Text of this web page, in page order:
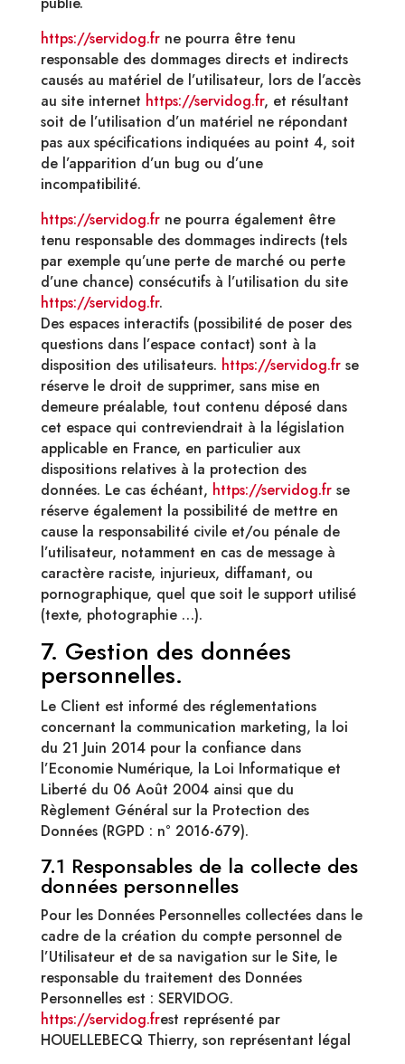
https://servidog.frne pourra être tenu
responsable des dommages directs et indirects
causés au matériel de l’utilisateur, lors de l’accès
au site internet https://servidog.fr, et résultant
soit de l’utilisation d’un matériel ne répondant
pas aux spécifications indiquées au point 4, soit
de l’apparition d’un bug ou d’une
incompatibilité.
https://servidog.frne pourra également être
tenu responsable des dommages indirects (tels
par exemple qu’une perte de marché ou perte
d’une chance) consécutifs à l’utilisation du site
https://servidog.fr.
Des espaces interactifs (possibilité de poser des
questions dans l’espace contact) sont à la
disposition des utilisateurs. https://servidog.frse
réserve le droit de supprimer, sans mise en
demeure préalable, tout contenu déposé dans
cet espace qui contreviendrait à la législation
applicable en France, en particulier aux
dispositions relatives à la protection des
données. Le cas échéant, https://servidog.frse
réserve également la possibilité de mettre en
cause la responsabilité civile et/ou pénale de
l’utilisateur, notamment en cas de message à
caractère raciste, injurieux, diffamant, ou
pornographique, quel que soit le support utilisé
(texte, photographie …).
7. Gestion des données
personnelles.
Le Client est informé des réglementations
concernant la communication marketing, la loi
du 21 Juin 2014 pour la confiance dans
l’Economie Numérique, la Loi Informatique et
Liberté du 06 Août 2004 ainsi que du
Règlement Général sur la Protection des
Données (RGPD : n° 2016-679).
7.1 Responsables de la collecte des
données personnelles
Pour les Données Personnelles collectées dans le
cadre de la création du compte personnel de
l’Utilisateur et de sa navigation sur le Site, le
responsable du traitement des Données
Personnelles est : SERVIDOG.
https://servidog.frest représenté par
HOUELLEBECQ Thierry, son représentant légal